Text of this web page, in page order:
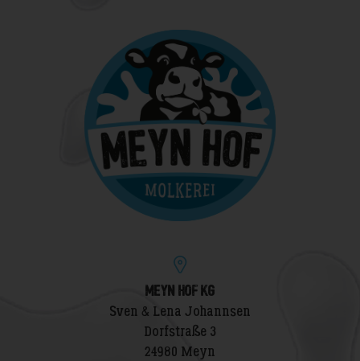
MEYN HOF KG
Sven & Lena Johannsen
Dorfstraße 3
24980 Meyn